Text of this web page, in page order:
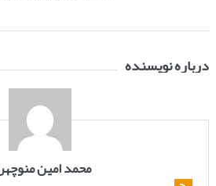
درباره نویسنده
محمد امین